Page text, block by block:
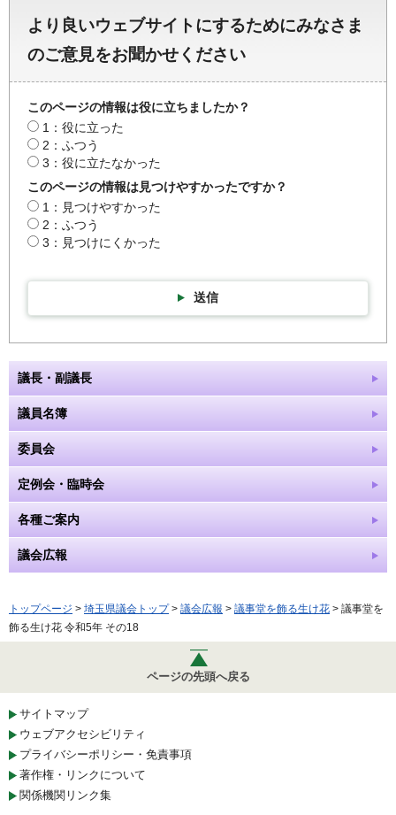
より良いウェブサイトにするためにみなさま
のご意見をお聞かせください
このページの情報は役に立ちましたか？
1：役に立った
2：ふつう
3：役に立たなかった
このページの情報は見つけやすかったですか？
1：見つけやすかった
2：ふつう
3：見つけにくかった
送信
議長・副議長
議員名簿
委員会
定例会・臨時会
各種ご案内
議会広報
トップページ > 埼玉県議会トップ> 議会広報 > 議事堂を飾る生け花 > 議事堂を
飾る生け花 令和5年 その18
ページの先頭へ戻る
サイトマップ
ウェブアクセシビリティ
プライバシーポリシー・免責事項
著作権・リンクについて
関係機関リンク集